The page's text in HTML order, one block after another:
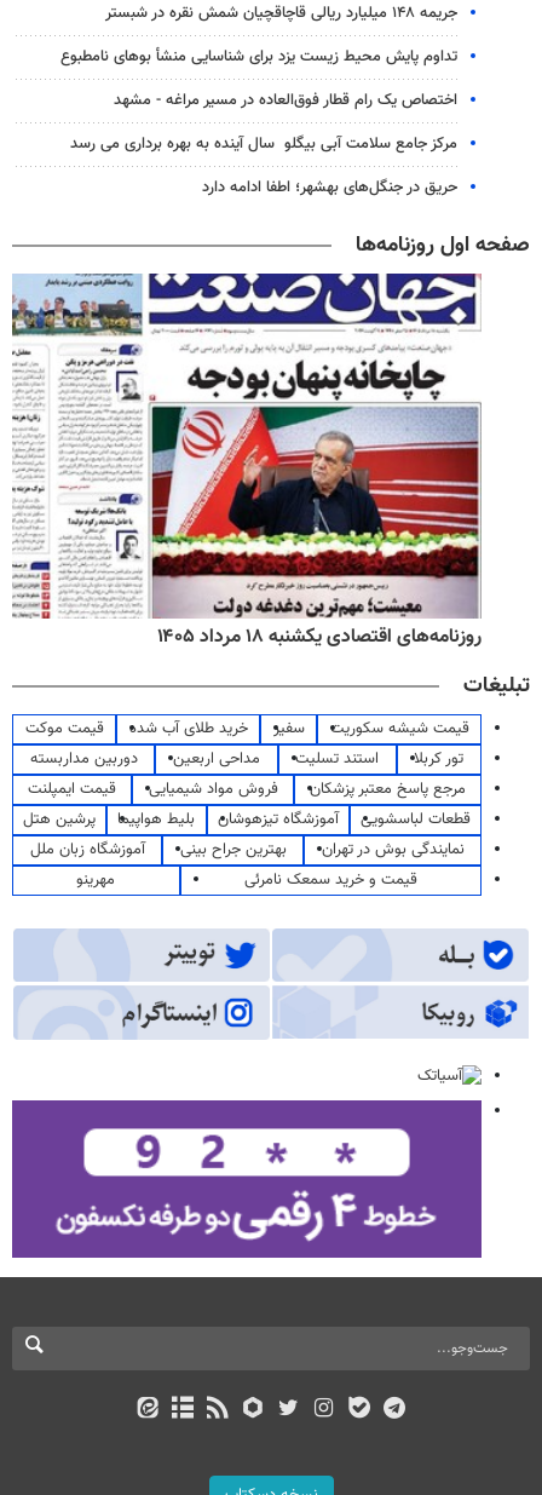
جریمه ۱۴۸ میلیارد ریالی قاچاقچیان شمش نقره در شبستر
تداوم پایش‌ محیط زیست یزد برای شناسایی منشأ بوهای نامطبوع
اختصاص یک رام قطار فوق‌العاده در مسیر مراغه - مشهد
مرکز جامع سلامت آبی بیگلو سال آینده به بهره برداری می رسد
حریق در جنگل‌های بهشهر؛ اطفا ادامه دارد
صفحه اول روزنامه‌ها
روزنامه‌های صبح یکشنبه ۱۸ مرداد ۱۴۰۵
تبلیغات
قیمت شیشه سکوریت سفیر خرید طلای آب شده
قیمت موکت
تور کربلا
استند تسلیت مداحی اربعین
دوربین مداربسته
مرجع پاسخ معتبر پزشکان
فروش مواد شیمیایی
قیمت ایمپلنت
قطعات لباسشویی
آموزشگاه تیزهوشان بلیط هواپیما
پرشین هتل
نمایندگی بوش در تهران
بهترین جراح بینی
آموزشگاه زبان ملل
قیمت و خرید سمعک نامرئی
مهرینو